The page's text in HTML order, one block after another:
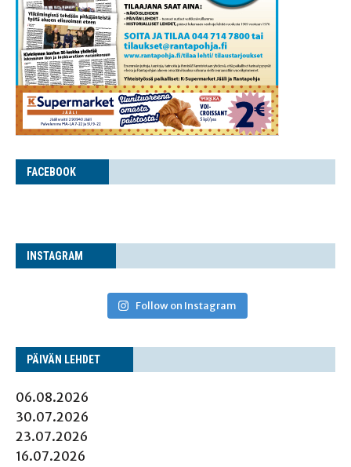
FACE­BOOK
INS­TA­GRAM
Follow on Instagram
PÄI­VÄN LEHDET
06.08.2026
30.07.2026
23.07.2026
16.07.2026